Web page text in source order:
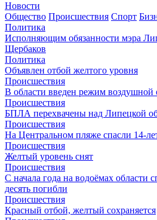
Новости
Общество Происшествия Спорт
Политика
Исполняющим обязанности мэра
Щербаков
Политика
Объявлен отбой желтого уровня
Происшествия
В области введен режим воздушной
Происшествия
БПЛА перехвачены над Липецкой
Происшествия
На Центральном пляже спасли 14-
Происшествия
Желтый уровень снят
Происшествия
С начала года на водоёмах области
десять погибли
Происшествия
Красный отбой, желтый сохраняется